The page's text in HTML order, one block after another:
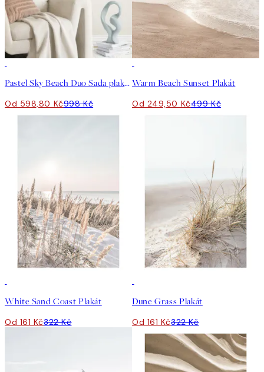
Pastel Sky Beach Duo Sada plakátů
Od 598,80 Kč998 Kč
Warm Beach Sunset Plakát
Od 249,50 Kč499 Kč
White Sand Coast Plakát
Od 161 Kč322 Kč
Dune Grass Plakát
Od 161 Kč322 Kč